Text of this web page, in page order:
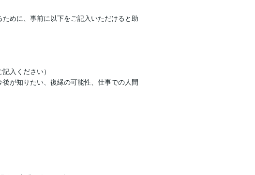
めに、事前に以下をご記入いただけると助
入ください）
が知りたい、復縁の可能性、仕事での人間